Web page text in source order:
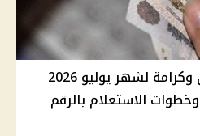
موعد صرف معاش تكافل وكرامة لشهر يوليو 2026
الاستعلام بالرقم